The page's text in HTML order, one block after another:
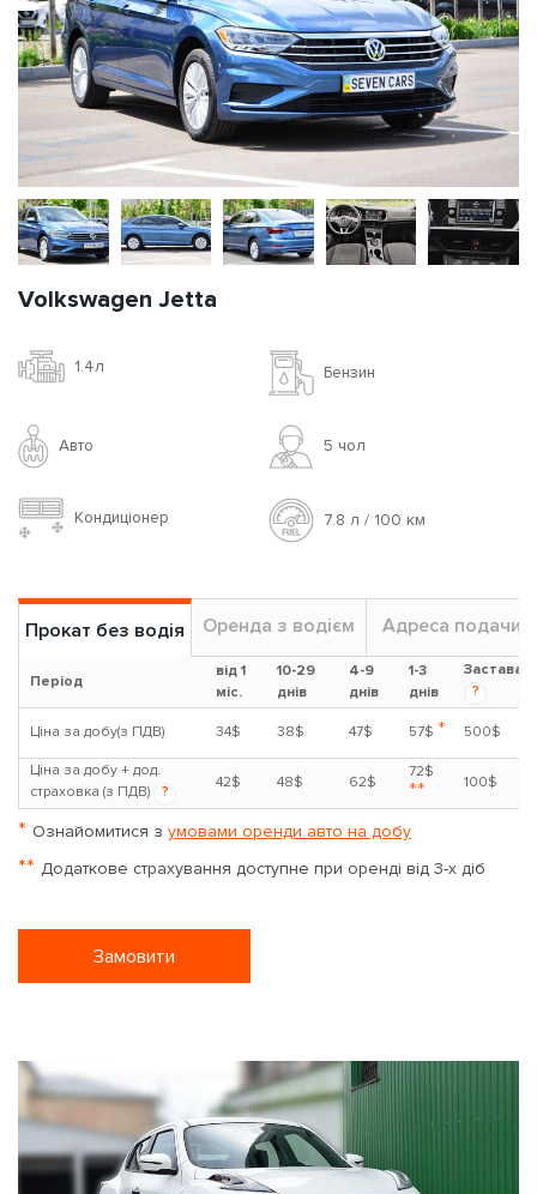
Volkswagen Jetta
1.4л Бензин
Авто 5 чoл
Кондиціонер 7.8 л / 100 км
Прокат без водія Оренда з водієм Адреса подачи
Період
від 1
міс.
10-29
днів
4-9
днів
1-3
днів
Застава
?
Ціна за добу(з ПДВ) 34$ 38$ 47$ 57$ * 500$
Ціна за добу + дод.
страховка (з ПДВ)
?
42$ 48$ 62$
72$
** 100$
* Ознайомитися з умовами оренди авто на добу
** Додаткове страхування доступне при оренді від 3-х діб
Замовити